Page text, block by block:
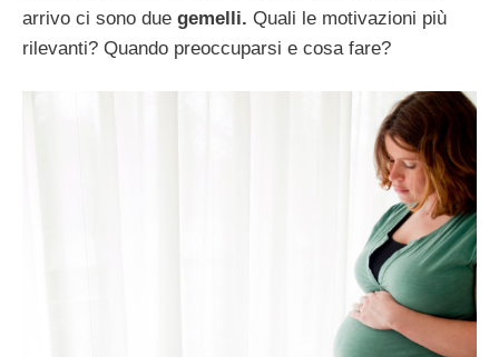
arrivo ci sono due gemelli. Quali le motivazioni più
rilevanti? Quando preoccuparsi e cosa fare?